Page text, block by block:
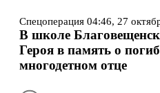
Информация
Спецоперация 04:46, 27
В школе
Героя в память о
многодетном отце